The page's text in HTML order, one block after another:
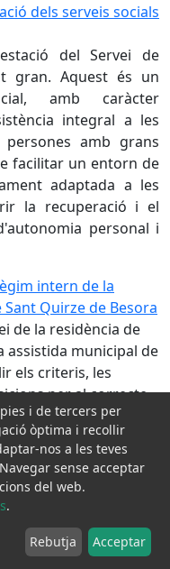
dels serveis socials
del Servei de
gran. Aquest és un
amb caràcter
integral a les
amb grans
facilitar un entorn de
adaptada a les
la recuperació i el
personal i
intern de la
Quirze de Besora
de la residència de
municipal de
els criteris, les
per al correcte
pel Reglament
la prestació del
d'Àmbit Rural
a taxa per la
del Servei d'Atenció
i de tercers per
òptima i recollir
nos a les teves
sense acceptar
del web.
.
Rebutja Acceptar